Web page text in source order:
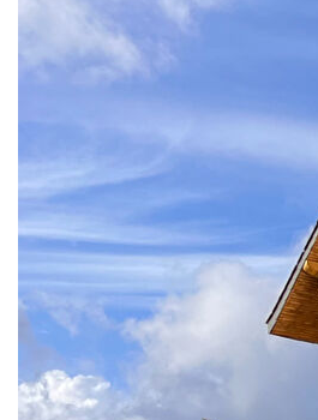
MON
Description
SORIN IMMOBILIER vous
Bourg D'Iré, cette charmante
19ème siècle rénovée en
entrée, d'un salon séjour sur deux